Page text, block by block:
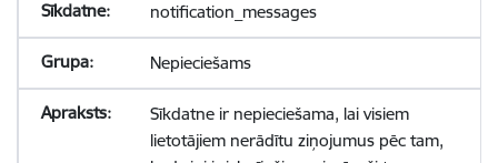
notification_messages
Nepieciešams
Sīkdatne ir nepieciešama, lai visiem
lietotājiem nerādītu ziņojumus pēc tam,